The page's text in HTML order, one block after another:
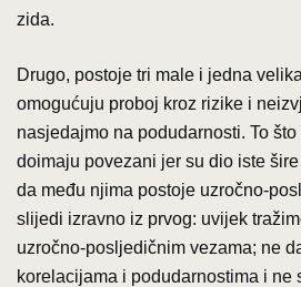
zida.
Drugo, postoje tri male i jedna
omogućuju proboj kroz rizike i
nasjedajmo na podudarnosti. To
doimaju povezani jer su dio iste
da među njima postoje uzročno-
slijedi izravno iz prvog: uvijek
uzročno-posljedičnim vezama; ne
korelacijama i podudarnostima i ne